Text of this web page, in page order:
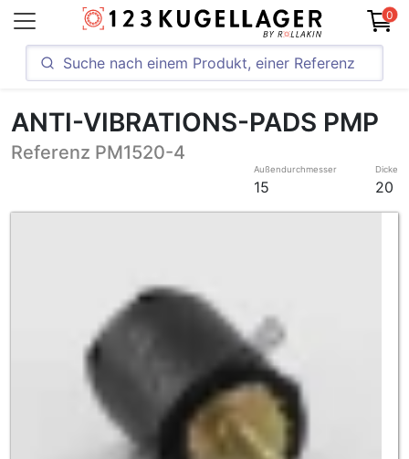
0
ANTI-VIBRATIONS-PADS PMP
Referenz PM1520-4
Außendurchmesser
15
Dicke
20